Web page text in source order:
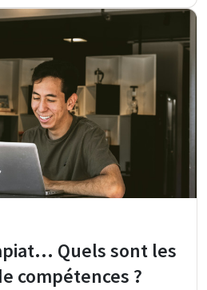
Quels sont les
compétences ?